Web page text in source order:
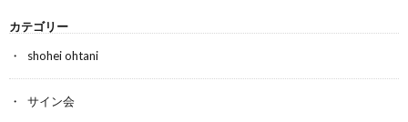
カテゴリー
shohei ohtani
サイン会